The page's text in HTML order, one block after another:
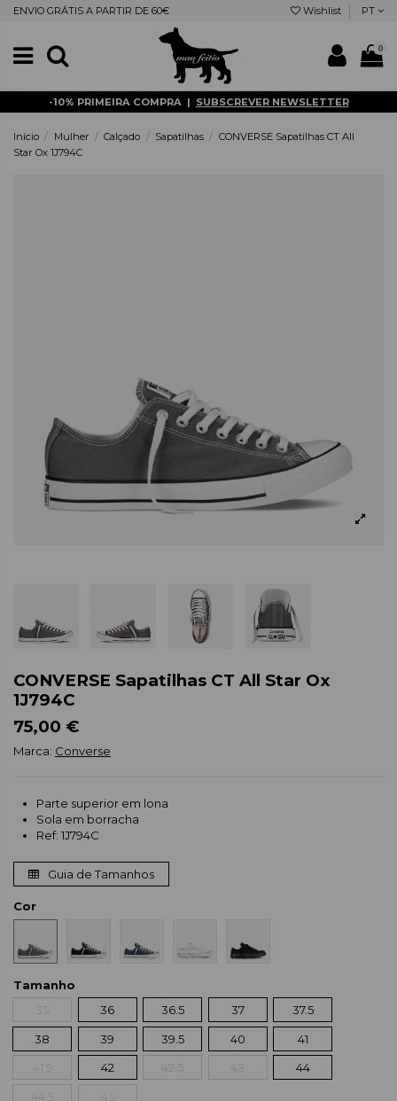
ENVIO GRÁTIS A PARTIR DE 60€ Wishlist PT
0
-10% PRIMEIRA COMPRA | SUBSCREVER NEWSLETTER
Início Mulher Calçado Sapatilhas
CONVERSE Sapatilhas CT All
Star Ox 1J794C
CONVERSE Sapatilhas CT All Star Ox
1J794C
75,00 €
Marca: Converse
Parte superior em lona
Sola em borracha
Ref: 1J794C
Guia de Tamanhos
Cor
Tamanho
36 36.5 37 37.5
38 39 39.5 40 41
42 44